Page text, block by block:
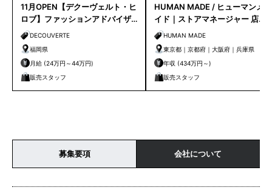
11月OPEN【デクーヴェルト・ヒ
ロブ】ファッションアドバイザ
ー｜天神店
DECOUVERTE
福岡県
月給 (24万円～44万円)
販売スタッフ
HUMAN MADE / ヒューマンメ
イド｜ストアマネージャー 店長
候補HUMAN MADE
東京都｜京都府｜大阪府｜兵庫県
年収 (434万円～)
販売スタッフ
募集要項 会社について